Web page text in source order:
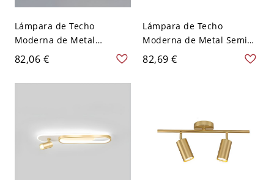
Lámpara de Techo
Moderna de Metal
Iluminación de Riel LED
Circular para Dormitorio -
Dorado 110 A 120 V 30 cm
82,06 €
Lámpara de Techo
Moderna de Metal Semi
Plafón LED Rectangular
para Sala de Estar -
82,69 €